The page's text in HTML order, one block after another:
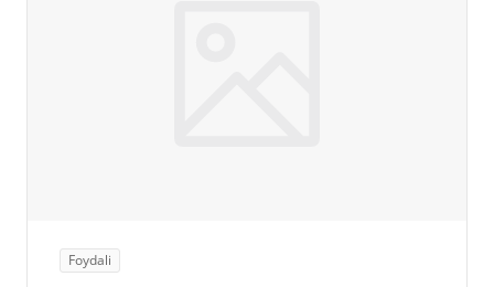
Foydali